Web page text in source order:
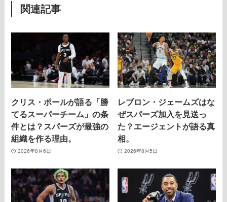
関連記事
クリス・ポールが語る「勝
てるスーパーチーム」の条
件とは？スパーズが最強の
組織を作る理由。
2026年8月6日
レブロン・ジェームズはな
ぜスパーズ加入を見送っ
た？エージェントが語る真
相。
2026年8月5日